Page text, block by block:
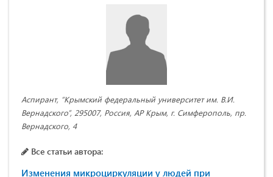
Аспирант, “Крымский федеральный университет им. В.И.
Вернадского”, 295007, Россия, АР Крым, г. Симферополь, пр.
Вернадского, 4
Все статьи автора:
Изменения микроциркуляции у людей при